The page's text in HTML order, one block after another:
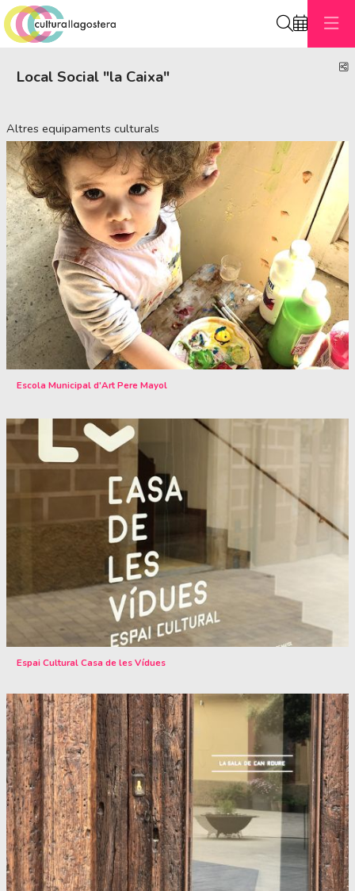
Local Social "la Caixa"
Altres equipaments culturals
Escola Municipal d'Art Pere Mayol
Espai Cultural Casa de les Vídues